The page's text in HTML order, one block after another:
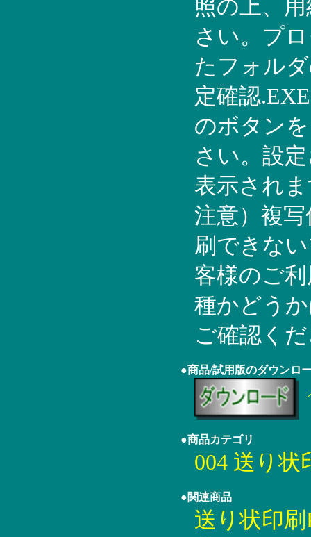
照の上、
さい。プ
たフォル
定確認
のボタン
さい。設
表示され
注意）複
刷できな
客様のご
種かどう
ご確認く
●商品/試用版のダウンロ
●商品カテゴリ
004 送り状
●関連商品
送り状印刷